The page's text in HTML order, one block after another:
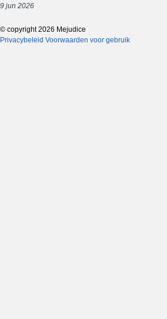
9 jun 2026
© copyright 2026 Mejudice
Privacybeleid Voorwaarden voor gebruik